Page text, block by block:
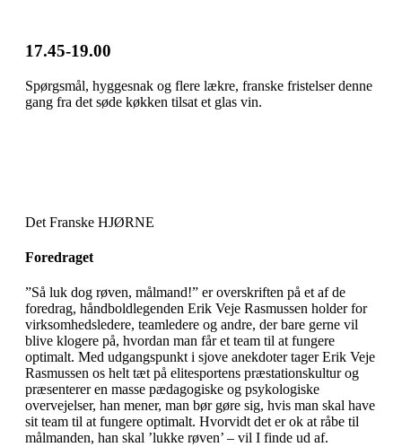
17.45-19.00
Spørgsmål, hyggesnak og flere lækre, franske fristelser denne
gang fra det søde køkken tilsat et glas vin.
Det Franske HJØRNE
Foredraget
”Så luk dog røven, målmand!” er overskriften på et af de
foredrag, håndboldlegenden Erik Veje Rasmussen holder for
virksomhedsledere, teamledere og andre, der bare gerne vil
blive klogere på, hvordan man får et team til at fungere
optimalt. Med udgangspunkt i sjove anekdoter tager Erik Veje
Rasmussen os helt tæt på elitesportens præstationskultur og
præsenterer en masse pædagogiske og psykologiske
overvejelser, han mener, man bør gøre sig, hvis man skal have
sit team til at fungere optimalt. Hvorvidt det er ok at råbe til
målmanden, han skal ’lukke røven’ – vil I finde ud af.